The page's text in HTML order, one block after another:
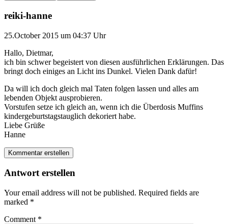
reiki-hanne
25.October 2015 um 04:37 Uhr
Hallo, Dietmar,
ich bin schwer begeistert von diesen ausführlichen Erklärungen. Das
bringt doch einiges an Licht ins Dunkel. Vielen Dank dafür!
Da will ich doch gleich mal Taten folgen lassen und alles am
lebenden Objekt ausprobieren.
Vorstufen setze ich gleich an, wenn ich die Überdosis Muffins
kindergeburtstagstauglich dekoriert habe.
Liebe Grüße
Hanne
Kommentar erstellen
Antwort erstellen
Your email address will not be published. Required fields are
marked *
Comment *